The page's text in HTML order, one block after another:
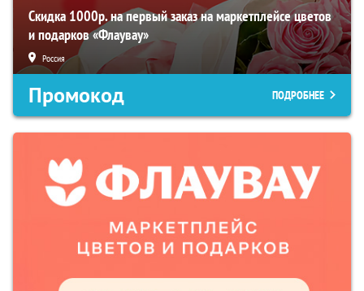
Скидка 1000р. на первый заказ на маркетплейсе цветов
и подарков «Флаувау»
Россия
Промокод ПОДРОБНЕЕ